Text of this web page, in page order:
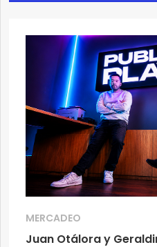
MERCADEO
Juan Otálora y